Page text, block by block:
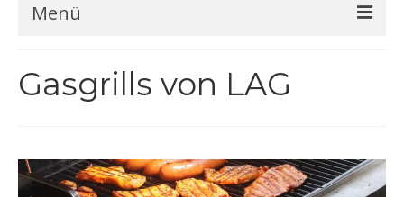
Menü
Grill-Bestseller
Gasgrills von LAG